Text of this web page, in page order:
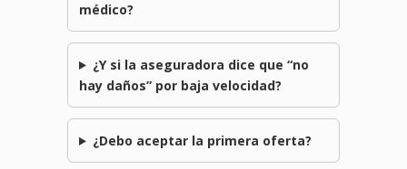
médico?
¿Y si la aseguradora dice que “no
hay daños” por baja velocidad?
¿Debo aceptar la primera oferta?